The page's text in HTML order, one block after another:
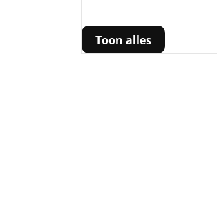
Toon alles